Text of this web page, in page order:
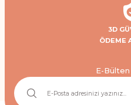
3D
ÖDEME
E-